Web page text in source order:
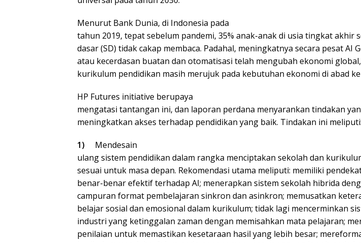
Menurut Bank Dunia, di Indonesia pada
tahun 2019, tepat sebelum pandemi, 35% anak-anak di usia tingkat akhir
dasar (SD) tidak cakap membaca. Padahal, meningkatnya secara pesat AI
atau kecerdasan buatan dan otomatisasi telah mengubah ekonomi
kurikulum pendidikan masih merujuk pada kebutuhan ekonomi di abad
HP Futures initiative berupaya
mengatasi tantangan ini, dan laporan perdana menyarankan tindakan
meningkatkan akses terhadap pendidikan yang baik. Tindakan ini meliputi:
1) Mendesain
ulang sistem pendidikan dalam rangka menciptakan sekolah dan
sesuai untuk masa depan. Rekomendasi utama meliputi: memiliki
benar-benar efektif terhadap AI; menerapkan sistem sekolah hibrida
campuran format pembelajaran sinkron dan asinkron; memusatkan
belajar sosial dan emosional dalam kurikulum; tidak lagi mencerminkan
industri yang ketinggalan zaman dengan memisahkan mata pelajaran;
penilaian untuk memastikan kesetaraan hasil yang lebih besar;